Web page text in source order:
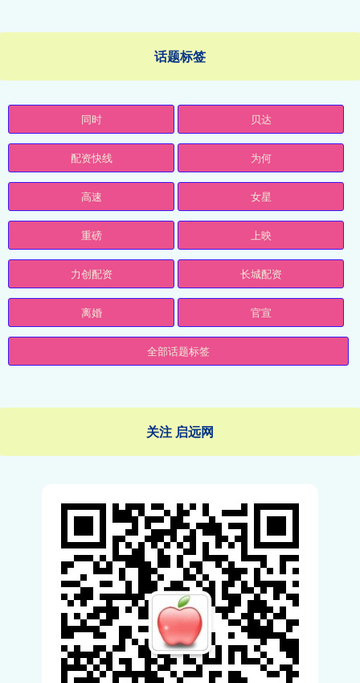
话题标签
同时 贝达
配资快线 为何
高速 女星
重磅 上映
力创配资 长城配资
离婚 官宣
全部话题标签
关注 启远网